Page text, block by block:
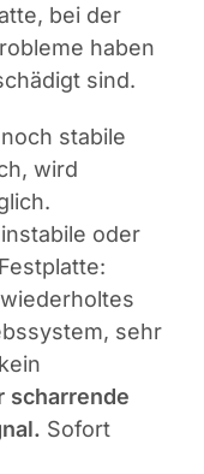
bei der
haben
sind.
stabile
wird
oder
sehr
scharrende
Sofort